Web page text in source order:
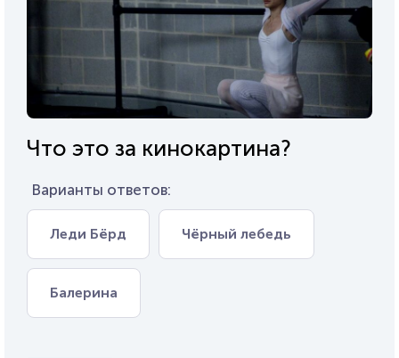
Что это за кинокартина?
Варианты ответов:
Леди Бёрд Чёрный лебедь
Балерина